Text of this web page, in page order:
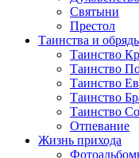
Святыни
Престол
Таинства и
Таинство
Таинство
Таинство
Таинство
Таинство
Отпевание
Жизнь прихода